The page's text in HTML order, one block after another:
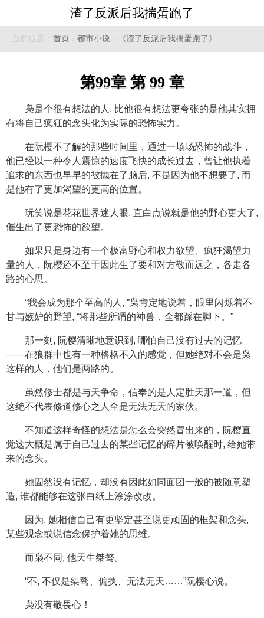
渣了反派后我揣蛋跑了
当前位置： 首页 › 都市小说 › 《渣了反派后我揣蛋跑了》
第99章 第 99 章
枭是个很有想法的人, 比他很有想法更夸张的是他其实拥
有将自己疯狂的念头化为实际的恐怖实力。
在阮樱不了解的那些时间里，通过一场场恐怖的战斗，
他已经以一种令人震惊的速度飞快的成长过去，曾让他执着
追求的东西也早早的被抛在了脑后, 不是因为他不想要了, 而
是他有了更加渴望的更高的位置。
玩笑说是花花世界迷人眼, 直白点说就是他的野心更大了,
催生出了更恐怖的欲望。
如果只是身边有一个极富野心和权力欲望、疯狂渴望力
量的人，阮樱还不至于因此生了要和对方敬而远之，各走各
路的心思。
“我会成为那个至高的人, ”枭肯定地说着，眼里闪烁着不
甘与嫉妒的野望, “将那些所谓的神兽，全都踩在脚下。”
那一刻, 阮樱清晰地意识到, 哪怕自己没有过去的记忆
——在狼群中也有一种格格不入的感觉，但她绝对不会是枭
这样的人，他们是两路的。
虽然修士都是与天争命，信奉的是人定胜天那一道，但
这绝不代表修道修心之人全是无法无天的家伙。
不知道这样奇怪的想法是怎么会突然冒出来的，阮樱直
觉这大概是属于自己过去的某些记忆的碎片被唤醒时, 给她带
来的念头。
她固然没有记忆，却没有因此如同面团一般的被随意塑
造, 谁都能够在这张白纸上涂涂改改。
因为, 她相信自己有更坚定甚至说更顽固的框架和念头,
某些观念或说信念保护着她的思维。
而枭不同, 他天生桀骜。
“不, 不仅是桀骜、偏执、无法无天……”阮樱心说。
枭没有敬畏心！